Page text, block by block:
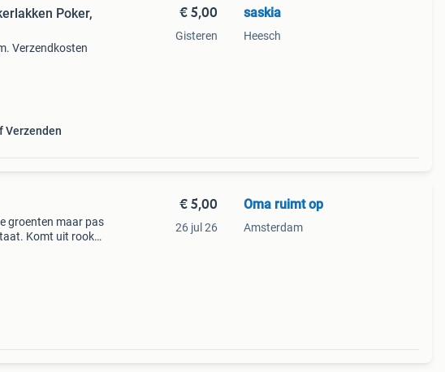
Poker,
Verzendkosten
Verzenden
€ 5,00
Gisteren
saskia
Heesch
groenten maar pas
Komt uit rook
€ 5,00
26 jul 26
Oma ruimt op
Amsterdam